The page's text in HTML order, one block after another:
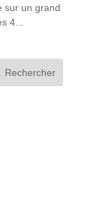
sur un grand
4...
Rechercher